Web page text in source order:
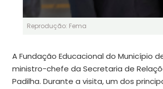
Reprodução: Fema
A Fundação Educacional do Município
ministro-chefe da Secretaria de
Padilha. Durante a visita, um dos